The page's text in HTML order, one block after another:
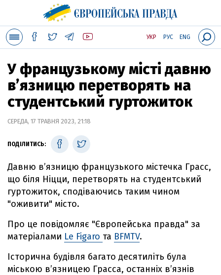
УКР РУС ENG
У французькому місті давню
в’язницю перетворять на
студентський гуртожиток
СЕРЕДА, 17 ТРАВНЯ 2023, 21:18
ПОДІЛИТИСЬ:
Давню в’язницю французького містечка Грасс,
що біля Ніцци, перетворять на студентський
гуртожиток, сподіваючись таким чином
"оживити" місто.
Про це повідомляє "Європейська правда" за
матеріалами Le Figaro та BFMTV.
Історична будівля багато десятиліть була
міською в’язницею Грасса, останніх в’язнів